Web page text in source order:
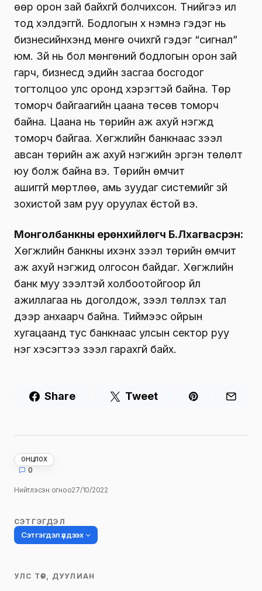
өөр орон зай байхгүй болчихсон. Түүнийгээ ил
тод хэлдэггүй. Бодлогын хүү нэмнэ гэдэг нь
бизнесийнхэнд мөнгө очихгүй гэдэг “сигнал”
юм. Зүй нь бол мөнгөний бодлогын орон зай
гарч, бизнесүүд эдийн засгаа босгодог
тогтолцоо улс оронд хэрэгтэй байна. Төр
томорч байгаагийн цаана төсөв томорч
байна. Цаана нь төрийн аж ахуй нэгжүүд
томорч байгаа. Хөгжлийн банкнаас зээл
авсан төрийн аж ахуй нэгжийн эргэн төлөлт
юу болж байна вэ. Төрийн өмчит
ашиггүй мөртлөө, амь зуудаг системийг зүй
зохистой зам руу оруулах ёстой вэ.
Монголбанкны ерөнхийлөгч Б.Лхагвасүрэн:
Хөгжлийн банкны ихэнх зээл төрийн өмчит
аж ахуй нэгжид олгосон байдаг. Хөгжлийн
банк муу зээлтэй холбоотойгоор үйл
ажиллагаа нь доголдож, зээл төлүүлэх тал
дээр анхаарч байна. Тиймээс ойрын
хугацаанд тус банкнаас улсын сектор руу
нэг хэсэгтээ зээл гарахгүй байх.
Share Tweet
ОНЦЛОХ
0
Нийтлэсэн огноо27/10/2022
СЭТГЭГДЭЛ
Сэтгэгдэл үлдээх
УЛС ТӨР, ДУУЛИАН